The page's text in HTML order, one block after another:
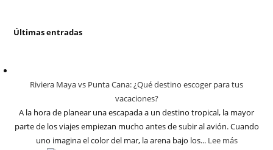
Últimas entradas
Riviera Maya vs Punta Cana: ¿Qué destino escoger para tus
vacaciones?
A la hora de planear una escapada a un destino tropical, la mayor
parte de los viajes empiezan mucho antes de subir al avión. Cuando
uno imagina el color del mar, la arena bajo los... Lee más